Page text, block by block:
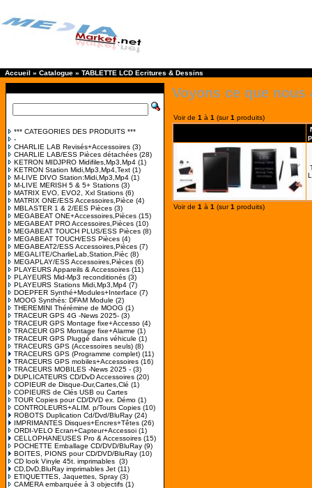
Accueil » Catalogue » TABLETTE LCD Ecritures & Dessins
*** CATEGORIES DES PRODUITS ***
-
CHARLIE LAB Revisés+Accessoires (3)
CHARLIE LAB/ESS Pièces détachées (28)
KETRON MIDJPRO Midifiles,Mp3,Mp4 (1)
KETRON Station Midi,Mp3,Mp4,Text (1)
M-LIVE DIVO Station:Midi,Mp3,Mp4 (1)
M-LIVE MERISH 5 & 5+ Stations (3)
MATRIX EVO, EVO2, Xxl Stations (6)
MATRIX ONE/ESS Accessoires,Pièce (4)
MBLASTER 1 & 2/EES Pièces (3)
MEGABEAT ONE+Accessoires,Pièces (15)
MEGABEAT PRO Accessoires,Pièces (10)
MEGABEAT TOUCH PLUS/ESS Pièces (8)
MEGABEAT TOUCH/ESS Pièces (4)
MEGABEAT2/ESS Accessoires,Pièces (7)
MEGALITE/CharlieLab,Station,Pièc (8)
MEGAPLAY/ESS Accessoires,Pièces (6)
PLAYEURS Appareils & Accessoires (11)
PLAYEURS Mid-Mp3 reconditionés (3)
PLAYEURS Stations Midi,Mp3,Mp4 (7)
DOEPFER Synthé+Modules+Interface (7)
MOOG Synthés: DFAM Module (2)
THEREMINI Thérémine de MOOG (1)
TRACEUR GPS 4G -News 2025- (3)
TRACEUR GPS Montage fixe+Accesso (4)
TRACEUR GPS Montage fixe+Alarme (1)
TRACEUR GPS Pluggé dans véhicule (1)
TRACEURS GPS (Accessoires seuls) (8)
TRACEURS GPS (Programme complet) (11)
TRACEURS GPS mobiles+Accessoires (16)
TRACEURS MOBILES -News 2025 - (3)
DUPLICATEURS CD/DvD Accessoires (20)
COPIEUR de Disque-Dur,Cartes,Clé (1)
COPIEURS de Clés USB ou Cartes
TOUR Copies pour CD/DVD ex. Démo (1)
CONTROLEURS+ALIM. p/Tours Copies (10)
ROBOTS Duplication Cd/Dvd/BluRay (24)
IMPRIMANTES Disques+Encres+Têtes (26)
ORDI-VELO Ecran+Capteur+Accessoi (1)
CELLOPHANEUSES Pro & Accessoires (15)
POCHETTE Emballage CD/DVD/BluRay (9)
BOITES, PIONS pour CD/DVD/BluRay (10)
CD look Vinyle 45t. imprimables (3)
CD,DvD,BluRay imprimables Jet (11)
ETIQUETTES, Jaquettes, Spray (3)
CAMERA embarquée à 3 objectifs (1)
Voyons ce que nous
Voir de 1 à 1 (sur1 produits)
Voir de 1 à 1 (sur1 produits)